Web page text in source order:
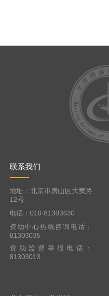
联系我们
地址：北京市房山区大窦路
12号
电话：010-81303630
资助中心热线咨询电话：
81303035
资助监督举报电话：
81303013